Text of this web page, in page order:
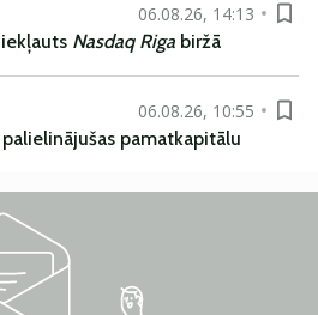
06.08.26, 14:13
iekļauts Nasdaq Riga biržā
06.08.26, 10:55
palielinājušas pamatkapitālu